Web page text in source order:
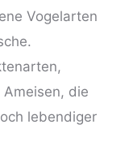
Vogelarten
die
lebendiger